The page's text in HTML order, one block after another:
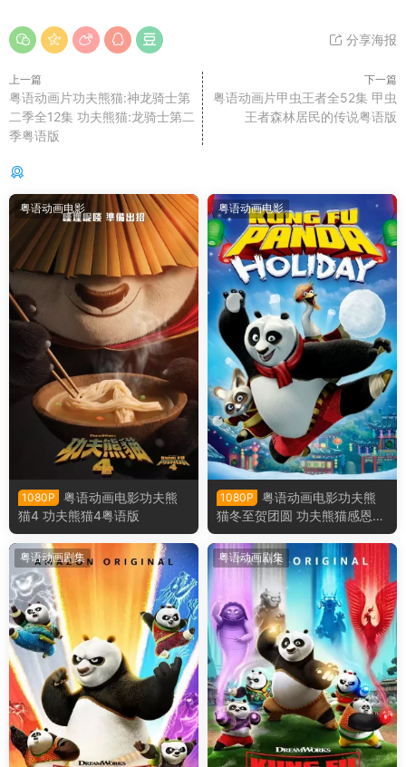
分享海报
上一篇
粤语动画片功夫熊猫:神龙骑士第
二季全12集 功夫熊猫:龙骑士第二
季粤语版
下一篇
粤语动画片甲虫王者全52集 甲虫
王者森林居民的传说粤语版
粤语动画电影
1080P
粤语动画电影功夫熊
猫4 功夫熊猫4粤语版
粤语动画电影
1080P
粤语动画电影功夫熊
猫冬至贺团圆 功夫熊猫感恩节
特辑粤语版
粤语动画剧集 粤语动画剧集